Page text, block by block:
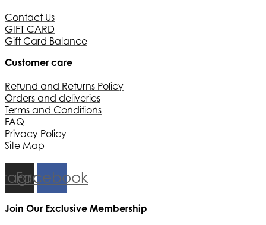
Contact Us
GIFT CARD
Gift Card Balance
Customer care
Refund and Returns Policy
Orders and deliveries
Terms and Conditions
FAQ
Privacy Policy
Site Map
Facebook
Join Our Exclusive Membership